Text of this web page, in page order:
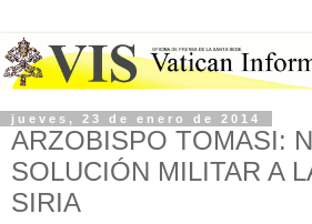
jueves, 23 de enero de 2014
ARZOBISPO TOMASI:
SOLUCIÓN MILITAR A
SIRIA